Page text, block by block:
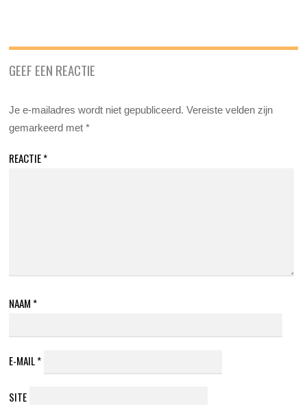
GEEF EEN REACTIE
Je e-mailadres wordt niet gepubliceerd. Vereiste velden zijn
gemarkeerd met*
REACTIE*
NAAM *
E-MAIL*
SITE